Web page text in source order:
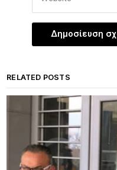
RELATED POSTS